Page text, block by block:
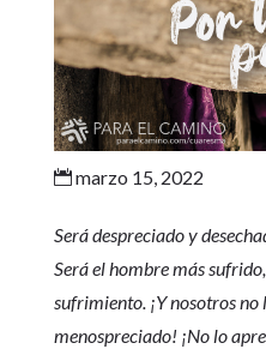
marzo 15, 2022
Será despreciado y
Será el hombre más
sufrimiento. ¡Y nosotros no
menospreciado! ¡No lo